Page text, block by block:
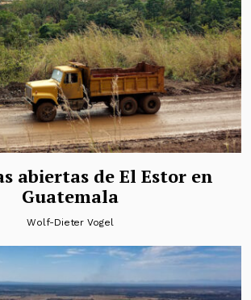
abiertas de El Estor en
Guatemala
Wolf-Dieter Vogel